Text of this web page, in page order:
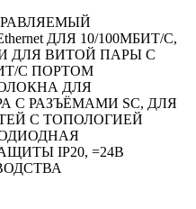
ДЛЯ 10/100МБИТ/С,
ДЛЯ ВИТОЙ ПАРЫ С
С ПОРТОМ
ДЛЯ
С РАЗЪЁМАМИ SC, ДЛЯ
С ТОПОЛОГИЕЙ
IP20, =24В